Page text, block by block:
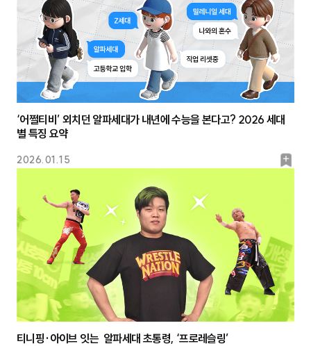
2026.01.15
북
‘어쩔티비’ 외치던 알파세대가 내년에 수능을 본다고? 2026 세대
별 특징 요약
티니핑·아이브 잇는 알파세대 초통령, ‘프로레슬링’